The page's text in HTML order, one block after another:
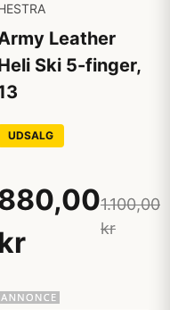
Leather
Ski 5-finger,
UDSALG
kr
1.100,00
kr